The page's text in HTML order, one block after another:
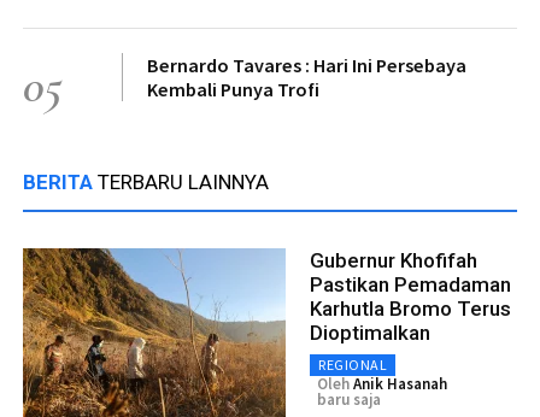
05
Bernardo Tavares : Hari Ini Persebaya
Kembali Punya Trofi
BERITA TERBARU LAINNYA
Gubernur Khofifah
Pastikan Pemadaman
Karhutla Bromo Terus
Dioptimalkan
REGIONAL
OlehAnik Hasanah
baru saja